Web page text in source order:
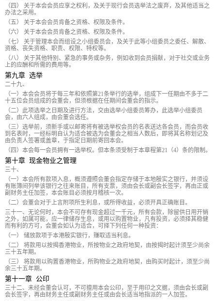
（四） 关于本会会员应享之权利，及关于现行会员选举法之废弃，及其他适当之
办法之采用。
（五） 关于本会会员肯备之资格、权限及条件。
（六） 关于本会会员肯备之资格、权限及条件。
（七） 关于管理本会而组设之小组委员会，及关于此等小组委员之委任、解散、
资格、丧失资格、职责、权限、特权等。
（八） 关于其他特别、紧急的事务或杂务，例如收到会员捐献，对于社交或业务
上的应酬和所需的费用等。
第九章 选举
二十九、
（一）本会会员将于每三年和依照第21条举行的选举，组成下一任期由不多于二
十五位会员组成的会董会，但须根据在任期间会董会的指示。
（二）此项选举之日期及进行方法，交由选举小组委员筹办，此选举小组委员
会，由六人组成，由会董会选任。
（三）选举前，须新手或以邮寄将有被选举权会员的名表送达各会员，而会员收
到名表时，一经标明自认为适合被选为会董会之相当人数后，即将其名称划记及
由负责人签署或盖章，于指定日期前寄回本会。
（四）本会每一会员拥有一选举权。但本条须受制于本章程第21（4）条的限制。
第十章 现金物业之管理
三十、
（一）本会所有款项入息，概须遵照会董会指定存储于本地殷实之银行，并须设
有账簿间列举该银行之往来账目，所有支票，须由会长或副会长签字，再由正或
副财务主任加签，本会账目必须按月稽核一次。
（二）会董会对于上言附项所生利息，或所得收益，必须开具正确账目。
三十一、无论何时，本会不可存有现金超过一千元，所有会款，除留供日用开销
之外，如属可能，应一律储存生息，或用以购置物业，凡有投资，必须择其稳健
而有利的方可，会董会如认为适合，可择下列任何一种投资：
（一） 储放款项于本港殷实银行，赚取适当利息。
（二） 将款用以按揭香港物业，所按物业之政府地契，由按揭时起计须至少尚余
三十五年期。
（三） 将款用以购置香港物业，所购物业之政府地契，由购买时起计，须至少尚
余三十五年期。
第十一章 公印
三十二、未经会董会认可，不可擅用本会公印，至于用印之文据，须由会长或副
会长签字，再由财务主任或副财务主任或由会长适当地指派的一人加签。